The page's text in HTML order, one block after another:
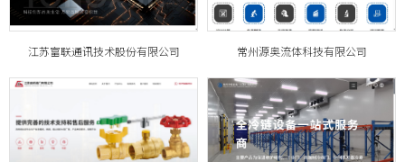
江苏富联通讯技术股份有限公司 常州源奥流体科技有限公司